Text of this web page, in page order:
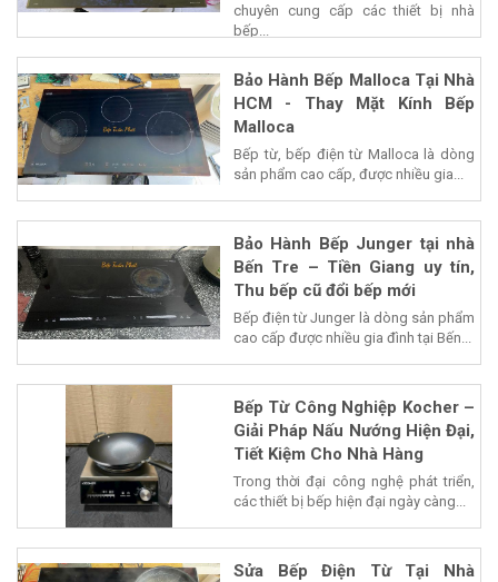
chuyên cung cấp các thiết bị nhà
bếp...
Bảo Hành Bếp Malloca Tại Nhà
HCM - Thay Mặt Kính Bếp
Malloca
Bếp từ, bếp điện từ Malloca là dòng
sản phẩm cao cấp, được nhiều gia...
Bảo Hành Bếp Junger tại nhà
Bến Tre – Tiền Giang uy tín,
Thu bếp cũ đổi bếp mới
Bếp điện từ Junger là dòng sản phẩm
cao cấp được nhiều gia đình tại Bến...
Bếp Từ Công Nghiệp Kocher –
Giải Pháp Nấu Nướng Hiện Đại,
Tiết Kiệm Cho Nhà Hàng
Trong thời đại công nghệ phát triển,
các thiết bị bếp hiện đại ngày càng...
Sửa Bếp Điện Từ Tại Nhà